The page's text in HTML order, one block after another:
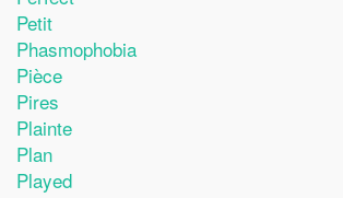
Petit
Phasmophobia
Pièce
Pires
Plainte
Plan
Played